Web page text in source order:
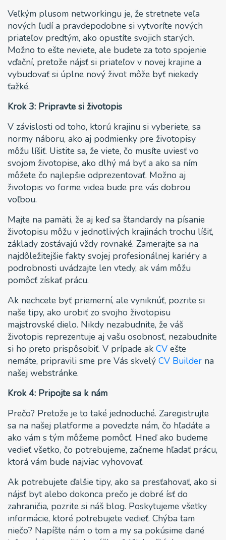
Veľkým plusom networkingu je, že stretnete veľa
nových ľudí a pravdepodobne si vytvoríte nových
priateľov predtým, ako opustíte svojich starých.
Možno to ešte neviete, ale budete za toto spojenie
vďační, pretože nájsť si priateľov v novej krajine a
vybudovať si úplne nový život môže byť niekedy
ťažké.
Krok 3: Pripravte si životopis
V závislosti od toho, ktorú krajinu si vyberiete, sa
normy náboru, ako aj podmienky pre životopisy
môžu líšiť. Uistite sa, že viete, čo musíte uviesť vo
svojom životopise, ako dlhý má byť a ako sa ním
môžete čo najlepšie odprezentovať. Možno aj
životopis vo forme videa bude pre vás dobrou
voľbou.
Majte na pamäti, že aj keď sa štandardy na písanie
životopisu môžu v jednotlivých krajinách trochu líšiť,
základy zostávajú vždy rovnaké. Zamerajte sa na
najdôležitejšie fakty svojej profesionálnej kariéry a
podrobnosti uvádzajte len vtedy, ak vám môžu
pomôcť získať prácu.
Ak nechcete byť priemerní, ale vyniknúť, pozrite si
naše tipy, ako urobiť zo svojho životopisu
majstrovské dielo. Nikdy nezabudnite, že váš
životopis reprezentuje aj vašu osobnosť, nezabudnite
si ho preto prispôsobiť. V prípade ak CV ešte
nemáte, pripravili sme pre Vás skvelý CV Builder na
našej webstránke.
Krok 4: Pripojte sa k nám
Prečo? Pretože je to také jednoduché. Zaregistrujte
sa na našej platforme a povedzte nám, čo hľadáte a
ako vám s tým môžeme pomôcť. Hneď ako budeme
vedieť všetko, čo potrebujeme, začneme hľadať prácu,
ktorá vám bude najviac vyhovovať.
Ak potrebujete ďalšie tipy, ako sa presťahovať, ako si
nájsť byt alebo dokonca prečo je dobré ísť do
zahraničia, pozrite si náš blog. Poskytujeme všetky
informácie, ktoré potrebujete vedieť. Chýba tam
niečo? Napíšte nám o tom a my sa pokúsime dané